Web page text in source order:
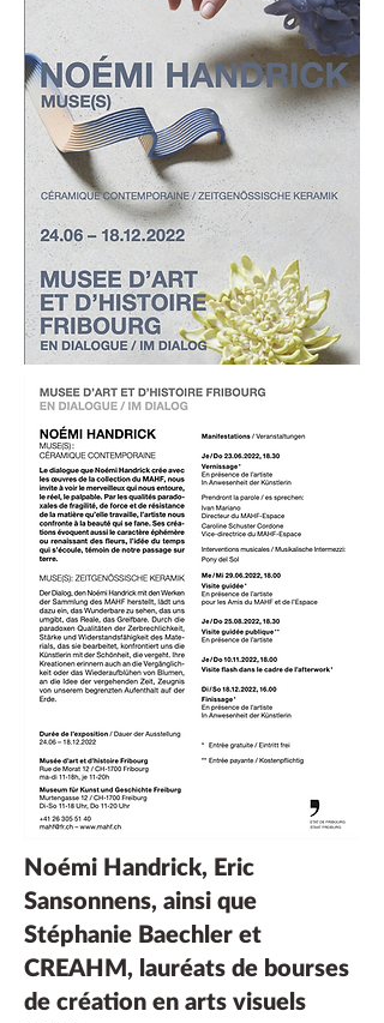
Noémi Handrick, Eric
Sansonnens, ainsi que
Stéphanie Baechler et
CREAHM, lauréats de bourses
de création en arts visuels